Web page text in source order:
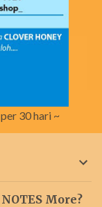
30 hari ~
More?